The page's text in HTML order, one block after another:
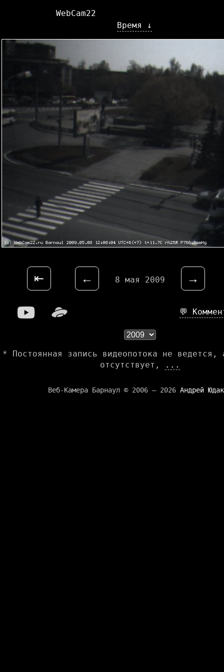
Время ↓
WebCam22
⇤ ← 8 мая 2009 →
💬
* Постоянная запись видеопотока не ведется,
отсутствует,
...
Веб-Камера Барнаул © 2006 — 2026 Андрей